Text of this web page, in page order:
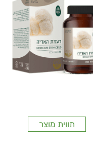
תווית מוצר